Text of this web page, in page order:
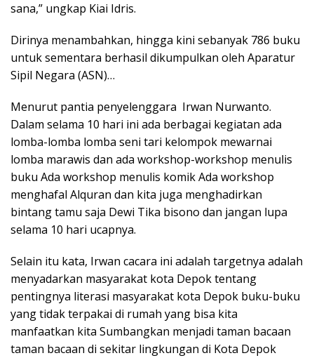
sana,” ungkap Kiai Idris.
Dirinya menambahkan, hingga kini sebanyak 786 buku
untuk sementara berhasil dikumpulkan oleh Aparatur
Sipil Negara (ASN)…
Menurut pantia penyelenggara Irwan Nurwanto.
Dalam selama 10 hari ini ada berbagai kegiatan ada
lomba-lomba lomba seni tari kelompok mewarnai
lomba marawis dan ada workshop-workshop menulis
buku Ada workshop menulis komik Ada workshop
menghafal Alquran dan kita juga menghadirkan
bintang tamu saja Dewi Tika bisono dan jangan lupa
selama 10 hari ucapnya.
Selain itu kata, Irwan cacara ini adalah targetnya adalah
menyadarkan masyarakat kota Depok tentang
pentingnya literasi masyarakat kota Depok buku-buku
yang tidak terpakai di rumah yang bisa kita
manfaatkan kita Sumbangkan menjadi taman bacaan
taman bacaan di sekitar lingkungan di Kota Depok